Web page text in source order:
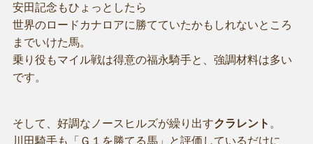
安田記念もひょっとしたら
世界のロードカナロアに勝てていたかもしれないところ
までいけた馬。
乗り役もマイル戦は得意の福永騎手と、強調材料は多い
です。
そして、好調なノースヒルズが繰り出すクラレント 。
川田騎手も「Ｇ１を勝てる馬」と評価しているだけに